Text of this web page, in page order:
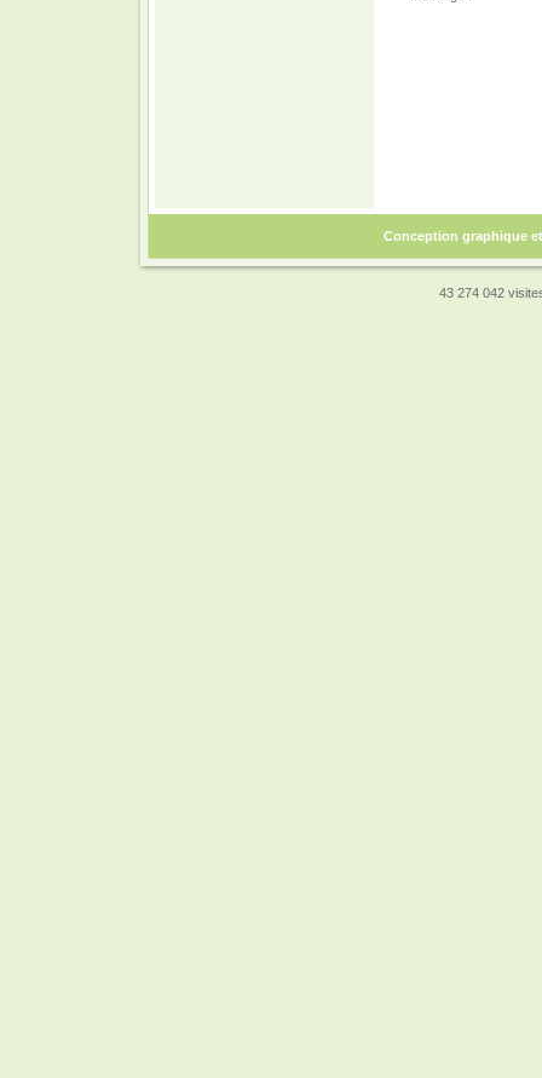
Conception graphique
43 274 042